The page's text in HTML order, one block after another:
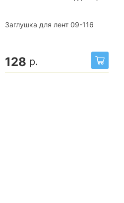
Заглушка для лент 09-116
128 р.